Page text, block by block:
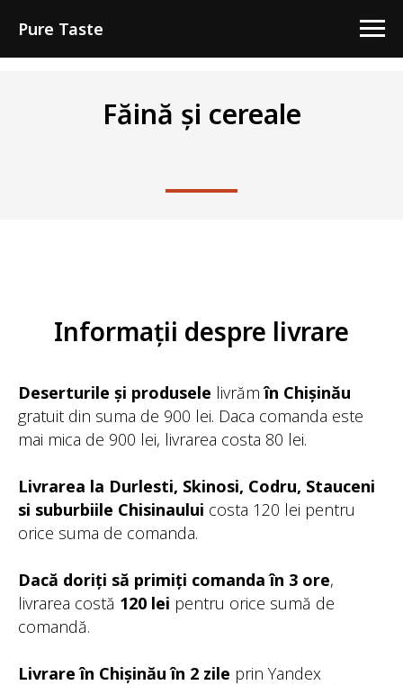
Pure Taste
Făină și cereale
Informații despre livrare
Deserturile și produsele livrămîn Chișinău
gratuit din suma de 900 lei. Daca comanda este
mai mica de 900 lei, livrarea costa 80 lei.
Livrarea la Durlesti, Skinosi, Codru, Stauceni
si suburbiile Chisinaului costa 120 lei pentru
orice suma de comanda.
Dacă doriți să primiți comanda în 3 ore,
livrarea costă 120 lei pentru orice sumă de
comandă.
Livrare în Chișinău în 2 zile prin Yandex